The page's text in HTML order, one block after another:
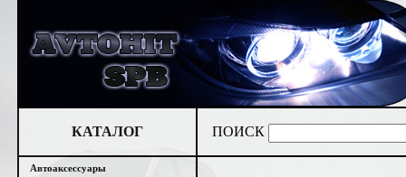
КАТАЛОГ
Автоаксессуары
ПОИСК